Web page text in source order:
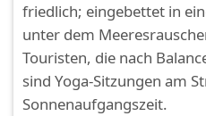
friedlich; eingebettet in
unter dem
Touristen, die nach
sind Yoga-Sitzungen am
Sonnenaufgangszeit.